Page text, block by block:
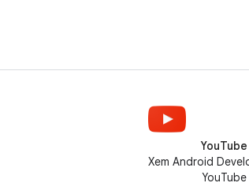
YouTube
Xem Android
YouTube